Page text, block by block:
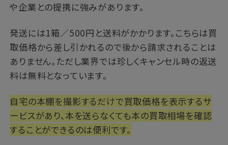
や企業との提携に強みがあります。
発送には1箱／500円と送料がかかります。こちらは買
取価格から差し引かれるので後から請求されることは
ありません。ただし業界では珍しくキャンセル時の返送
料は無料となっています。
自宅の本棚を撮影するだけで買取価格を表示するサ
ービスがあり、本を送らなくても本の買取相場を確認
することができるのは便利です。